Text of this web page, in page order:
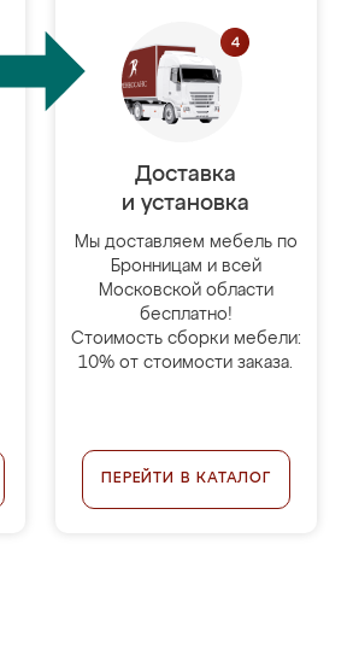
Доставка
и установка
Мы доставляем мебель по
Бронницам и всей
Московской области
бесплатно!
Стоимость сборки мебели:
10% от стоимости заказа.
ПЕРЕЙТИ В КАТАЛОГ